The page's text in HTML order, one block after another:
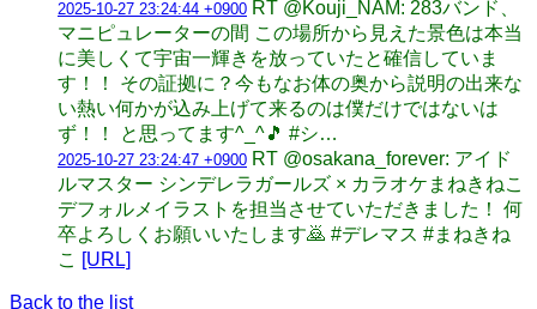
2025-10-27 23:24:44 +0900 RT @Kouji_NAM: 283バンド、
マニピュレーターの間 この場所から見えた景色は本当
に美しくて宇宙一輝きを放っていたと確信していま
す！！ その証拠に？今もなお体の奥から説明の出来な
い熱い何かが込み上げて来るのは僕だけではないは
ず！！ と思ってます^_^🎵 #シ…
2025-10-27 23:24:47 +0900 RT @osakana_forever: アイド
ルマスター シンデレラガールズ × カラオケまねきねこ
デフォルメイラストを担当させていただきました！ 何
卒よろしくお願いいたします🙇 #デレマス #まねきね
こ [URL]
Back to the list